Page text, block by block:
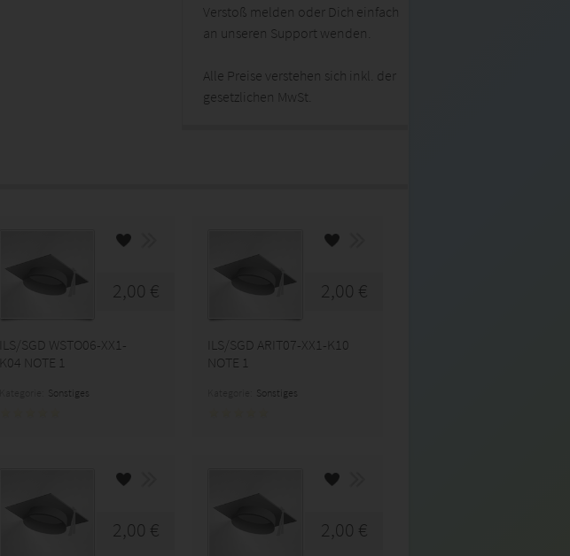
Verstoß melden oder Dich einfach
an unseren Support wenden.
Alle Preise verstehen sich inkl. der
gesetzlichen MwSt.
2,00 €
ILS/SGD WSTO06-XX1-
K04 NOTE 1
Sonstiges
2,00 €
ILS/SGD ARIT07-XX1-K10
NOTE 1
Sonstiges
2,00 € 2,00 €